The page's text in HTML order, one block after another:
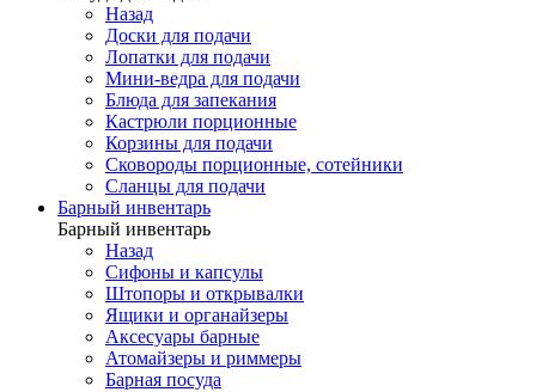
Назад
Доски для подачи
Лопатки для подачи
Мини-ведра для подачи
Блюда для запекания
Кастрюли порционные
Корзины для подачи
Сковороды порционные, сотейники
Сланцы для подачи
Барный инвентарь
Барный инвентарь
Назад
Сифоны и капсулы
Штопоры и открывалки
Ящики и органайзеры
Аксесуары барные
Атомайзеры и риммеры
Барная посуда